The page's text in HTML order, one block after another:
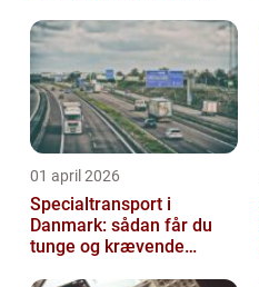
01 april 2026
Specialtransport i
Danmark: sådan får du
tunge og krævende